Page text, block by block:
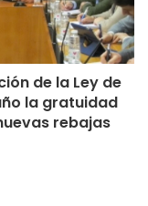
de la Ley de
la gratuidad
rebajas